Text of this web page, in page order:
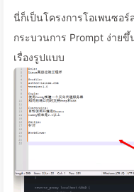
นี่ก็เป็นโครงการโอเพนซอ
กระบวนการ Prompt ง่ายขึ้
เรื่องรูปแบบ